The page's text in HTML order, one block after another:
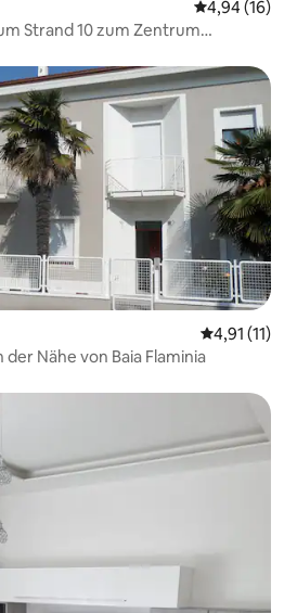
4,94 (16)
Strand 10 zum Zentrum
4,91 (11)
Nähe von Baia Flaminia